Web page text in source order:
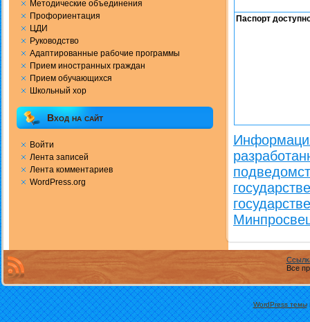
Методические объединения
Профориентация
ЦДИ
Руководство
Адаптированные рабочие программы
Прием иностранных граждан
Прием обучающихся
Школьный хор
Вход на сайт
Войти
Лента записей
Лента комментариев
WordPress.org
Паспорт
Все
WordPress темы